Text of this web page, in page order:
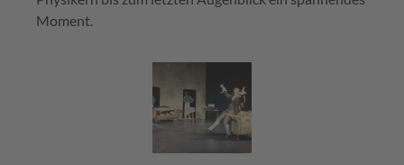
Moment.